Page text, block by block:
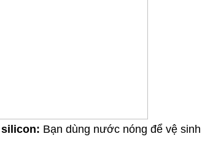
Bạn dùng nước nóng để vệ